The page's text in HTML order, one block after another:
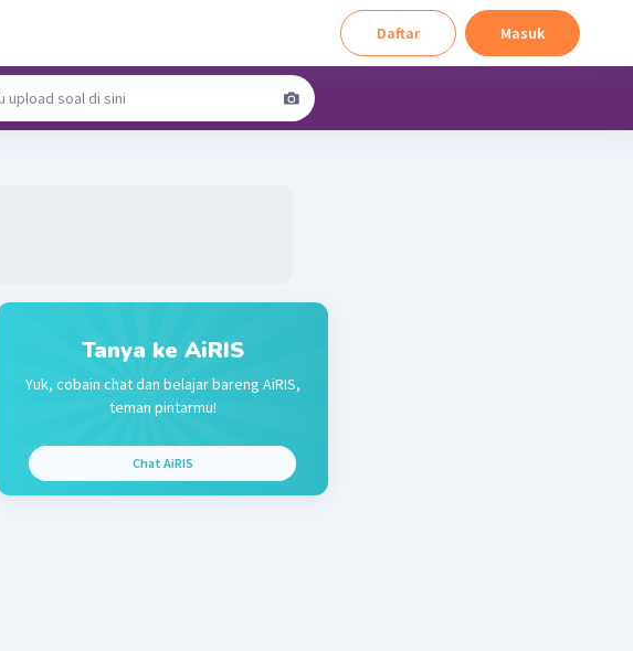
Daftar Masuk
Tanya ke AiRIS
Yuk, cobain chat dan belajar bareng AiRIS,
teman pintarmu!
Chat AiRIS